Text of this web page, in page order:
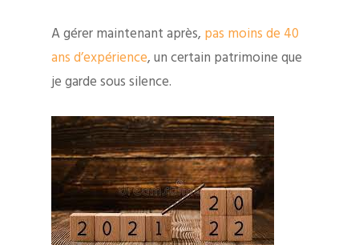
A gérer maintenant après, pas moins de 40
ans d’expérience, un certain patrimoine que
je garde sous silence.